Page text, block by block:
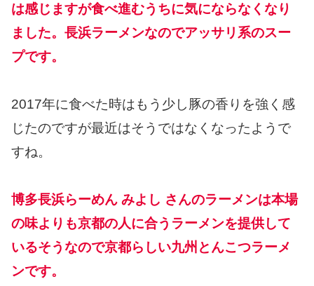
は感じますが食べ進むうちに気にならなくなり
ました。長浜ラーメンなのでアッサリ系のスー
プです。
2017年に食べた時はもう少し豚の香りを強く感
じたのですが最近はそうではなくなったようで
すね。
博多長浜らーめん みよし さんのラーメンは本場
の味よりも京都の人に合うラーメンを提供して
いるそうなので京都らしい九州とんこつラーメ
ンです。